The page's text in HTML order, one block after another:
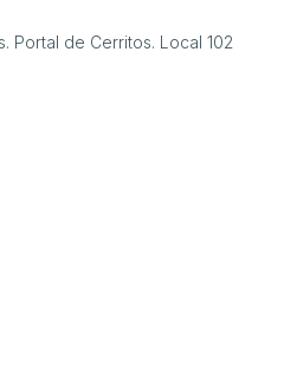
Portal de Cerritos. Local 102